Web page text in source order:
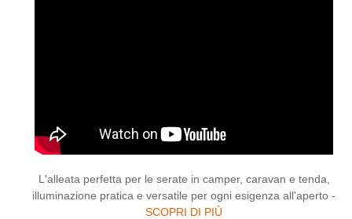
L'alleata perfetta per le serate in camper, caravan e tenda,
illuminazione pratica e versatile per ogni esigenza all'aperto -
SCOPRI DI PIÙ